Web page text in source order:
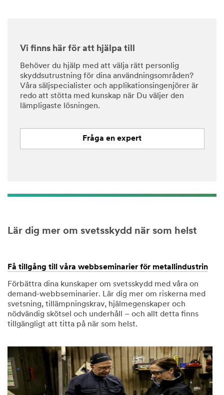
Vi finns här för att hjälpa till
Behöver du hjälp med att välja rätt personlig
skyddsutrustning för dina användningsområden?
Våra säljspecialister och applikationsingenjörer är
redo att stötta med kunskap när Du väljer den
lämpligaste lösningen.
Fråga en expert
Lär dig mer om svetsskydd när som helst
Få tillgång till våra webbseminarier för metallindustrin
Förbättra dina kunskaper om svetsskydd med våra on
demand-webbseminarier. Lär dig mer om riskerna med
svetsning, tillämpningskrav, hjälmegenskaper och
nödvändig skötsel och underhåll – och allt detta finns
tillgängligt att titta på när som helst.